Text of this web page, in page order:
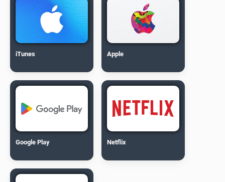
iTunes Apple
Google Play Netflix